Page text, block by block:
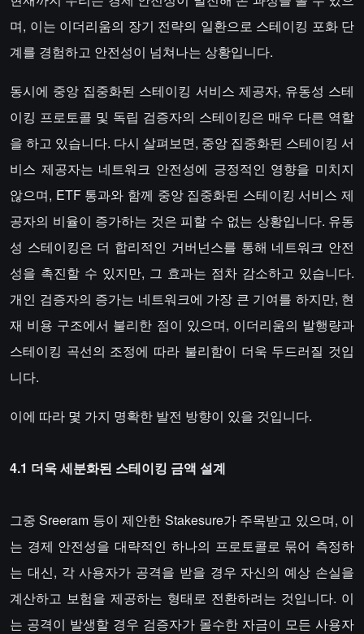
며, 이는 이더리움의 장기 전략의 일환으로 스테이킹 포화 단
계를 경험하고 안전성이 넘쳐나는 상황입니다.
동시에 중앙 집중화된 스테이킹 서비스 제공자, 유동성 스테
이킹 프로토콜 및 독립 검증자의 스테이킹은 매우 다른 역할
을 하고 있습니다. 다시 살펴보면, 중앙 집중화된 스테이킹 서
비스 제공자는 네트워크 안전성에 긍정적인 영향을 미치지
않으며, ETF 통과와 함께 중앙 집중화된 스테이킹 서비스 제
공자의 비율이 증가하는 것은 피할 수 없는 상황입니다. 유동
성 스테이킹은 더 합리적인 거버넌스를 통해 네트워크 안전
성을 촉진할 수 있지만, 그 효과는 점차 감소하고 있습니다.
개인 검증자의 증가는 네트워크에 가장 큰 기여를 하지만, 현
재 비용 구조에서 불리한 점이 있으며, 이더리움의 발행량과
스테이킹 곡선의 조정에 따라 불리함이 더욱 두드러질 것입
니다.
이에 따라 몇 가지 명확한 발전 방향이 있을 것입니다.
4.1 더욱 세분화된 스테이킹 금액 설계
그중 Sreeram 등이 제안한 Stakesure가 주목받고 있으며, 이
는 경제 안전성을 대략적인 하나의 프로토콜로 묶어 측정하
는 대신, 각 사용자가 공격을 받을 경우 자신의 예상 손실을
계산하고 보험을 제공하는 형태로 전환하려는 것입니다. 이
는 공격이 발생할 경우 검증자가 몰수한 자금이 모든 사용자